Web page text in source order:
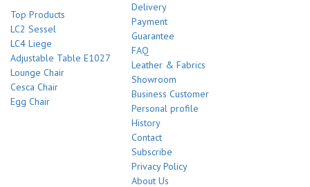
Top Products
LC2 Sessel
LC4 Liege
Adjustable Table E1027
Lounge Chair
Cesca Chair
Egg Chair
Delivery
Payment
Guarantee
FAQ
Leather & Fabrics
Showroom
Business Customer
Personal profile
History
Contact
Subscribe
Privacy Policy
About Us